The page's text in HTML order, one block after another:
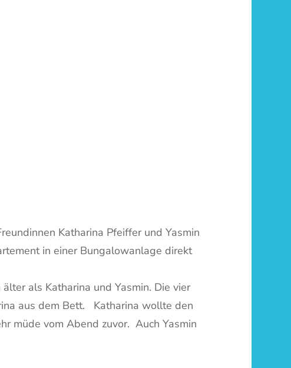
Katharina Pfeiffer und Yasmin
in einer Bungalowanlage direkt
als Katharina und Yasmin. Die vier
aus dem Bett. Katharina wollte den
müde vom Abend zuvor. Auch Yasmin